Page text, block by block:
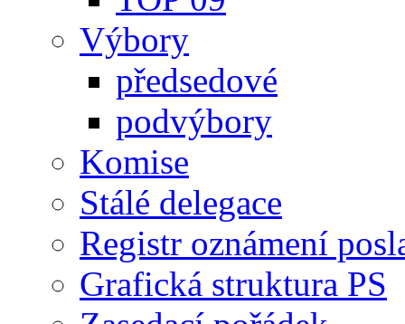
Výbory
předsedové
podvýbory
Komise
Stálé delegace
Registr oznámení
Grafická struktura PS